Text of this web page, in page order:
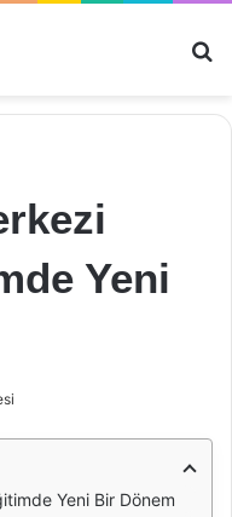
Yeni
Yeni Bir Dönem